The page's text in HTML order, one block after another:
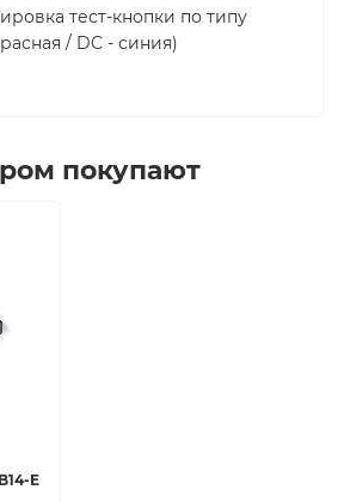
тест-кнопки по типу
/ DC - синия)
покупают
E